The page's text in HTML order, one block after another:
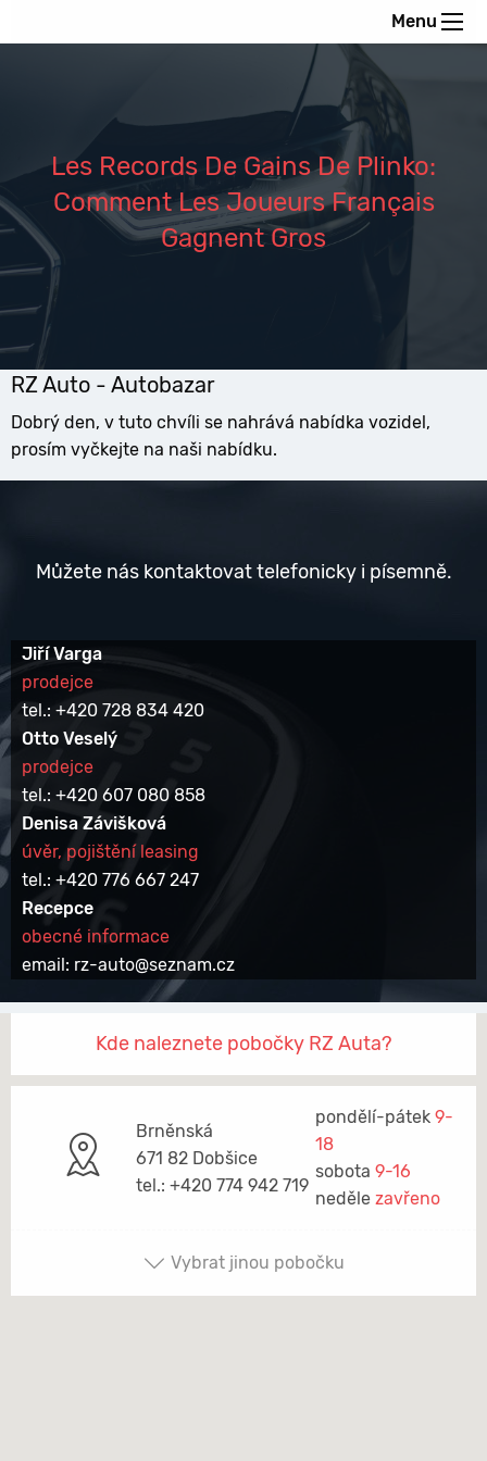
Menu
Les Records De Gains De Plinko:
Comment Les Joueurs Français
Gagnent Gros
RZ Auto - Autobazar
Dobrý den, v tuto chvíli se nahrává nabídka vozidel,
prosím vyčkejte na naši nabídku.
Můžete nás kontaktovat telefonicky i písemně.
Jiří Varga
prodejce
tel.: +420 728 834 420
Otto Veselý
prodejce
tel.: +420 607 080 858
Denisa Závišková
úvěr, pojištění leasing
tel.: +420 776 667 247
Recepce
obecné informace
email: rz-auto@seznam.cz
Kde naleznete pobočky RZ Auta?
Brněnská
671 82 Dobšice
tel.: +420 774 942 719
pondělí-pátek 9-
18
sobota 9-16
neděle zavřeno
Vybrat jinou pobočku